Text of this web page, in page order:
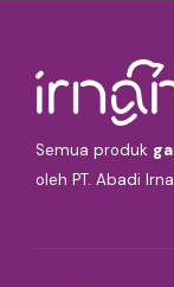
Semua produk
oleh PT. Abadi